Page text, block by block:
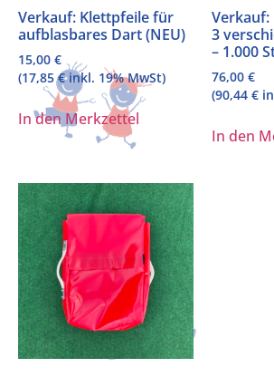
Verkauf: Klettpfeile für
aufblasbares Dart (NEU)
15,00 €
(17,85€inkl. 19% MwSt)
In den Merkzettel
3
– 1.000
76,00 €
(90,44 €
In den